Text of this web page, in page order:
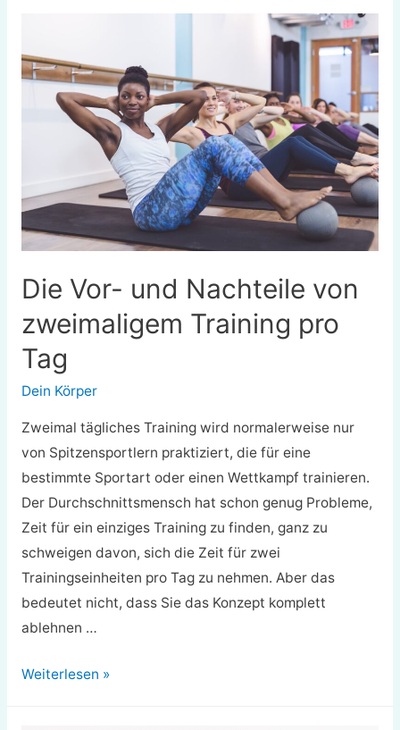
Kohlenhydraten,
die
benötigen
Die Vor- und Nachteile von
zweimaligem Training pro
Tag
Dein Körper
Zweimal tägliches Training wird normalerweise nur
von Spitzensportlern praktiziert, die für eine
bestimmte Sportart oder einen Wettkampf trainieren.
Der Durchschnittsmensch hat schon genug Probleme,
Zeit für ein einziges Training zu finden, ganz zu
schweigen davon, sich die Zeit für zwei
Trainingseinheiten pro Tag zu nehmen. Aber das
bedeutet nicht, dass Sie das Konzept komplett
ablehnen …
Die
Weiterlesen »